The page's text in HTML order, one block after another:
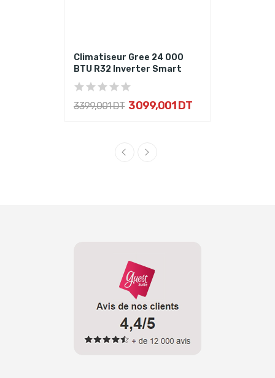
Climatiseur Gree 24 000
BTU R32 Inverter Smart
3 399,001 DT 3 099,001 DT